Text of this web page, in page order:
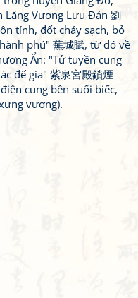
Lăng Vương Lưu Đản 劉
tính, đốt cháy sạch, bỏ
phú" 蕪城賦, từ đó về
Ẩn: "Tử tuyền cung
đế gia" 紫泉宮殿鎖煙
cung bên suối biếc,
vương).